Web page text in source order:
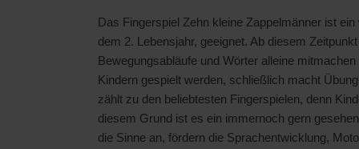
Das Fingerspiel Zehn kleine Zappelmänner ist
dem 2. Lebensjahr, geeignet. Ab diesem
Bewegungsabläufe und Wörter alleine
Kindern gespielt werden, schließlich macht
zählt zu den beliebtesten Fingerspielen, denn
diesem Grund ist es ein immernoch gern
die Sinne an, fördern die Sprachentwicklung,